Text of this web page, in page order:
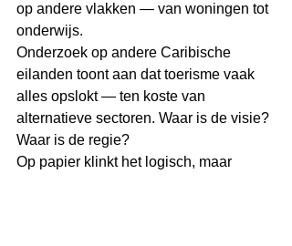
op andere vlakken — van woningen tot
onderwijs.
Onderzoek op andere Caribische
eilanden toont aan dat toerisme vaak
alles opslokt — ten koste van
alternatieve sectoren. Waar is de visie?
Waar is de regie?
Op papier klinkt het logisch, maar